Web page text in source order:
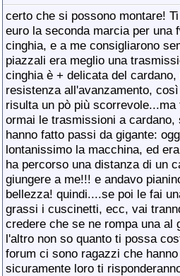
certo che si possono montare!
euro la seconda marcia per una
cinghia, e a me consigliarono
piazzali era meglio una
cinghia è + delicata del
resistenza all'avanzamento,
risulta un pò più
ormai le trasmissioni a cardano,
hanno fatto passi da gigante:
lontanissimo la macchina, ed
ha percorso una distanza di un
giungere a me!!! e andavo
bellezza! quindi....se poi le fai
grassi i cuscinetti, ecc, vai
credere che se ne rompa una al
l'altro non so quanto ti possa
forum ci sono ragazzi che
sicuramente loro ti